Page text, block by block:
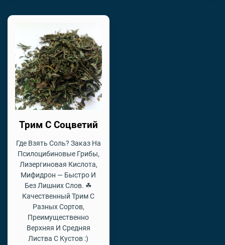
Трим С Соцветий
Где Взять Соль? Заказ На
Псилоцибиновые Грибы,
Лизергиновая Кислота,
Мифидрон — Быстро И
Без Лишних Слов. ☘
Качественный Трим С
Разных Сортов,
Преимущественно
Верхняя И Средняя
Листва С Кустов :)